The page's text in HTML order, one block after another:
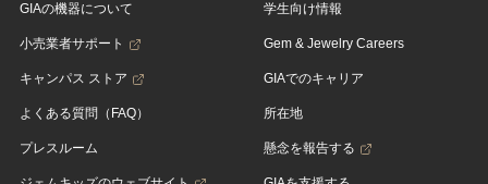
GIAの機器について
小売業者サポート
キャンパス ストア
よくある質問（FAQ）
プレスルーム
学生向け情報
Gem & Jewelry Careers
GIAでのキャリア
所在地
懸念を報告する